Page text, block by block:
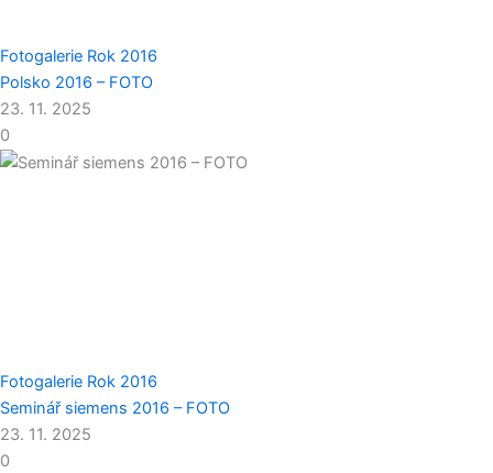
Fotogalerie Rok 2016
Polsko 2016 – FOTO
23. 11. 2025
0
Fotogalerie Rok 2016
Seminář siemens 2016 – FOTO
23. 11. 2025
0